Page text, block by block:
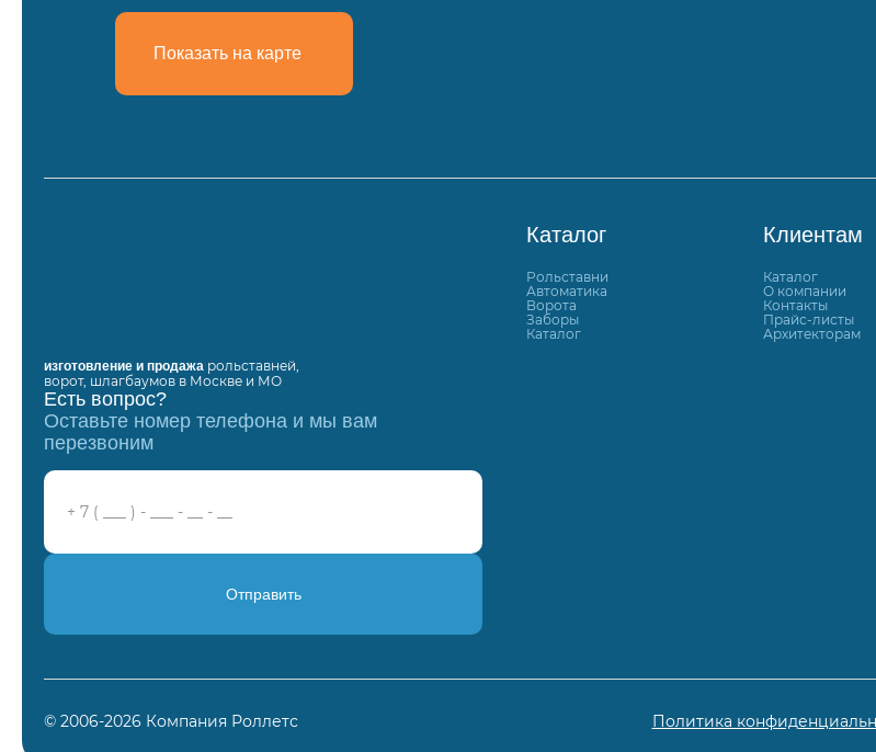
Показать на карте
изготовление и продажа рольставней,
ворот, шлагбаумов в Москве и МО
Есть вопрос?
Оставьте номер телефона и мы вам
перезвоним
Отправить
Каталог Клиентам
Рольставни
Автоматика
Ворота
Заборы
Каталог
Каталог
О компании
Контакты
Прайс-листы
Архитекторам
© 2006-2026 Компания Роллетс Политика